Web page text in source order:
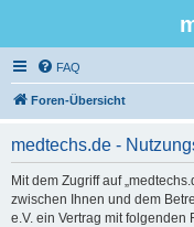
FAQ
Foren-Übersicht
medtechs.de -
Mit dem Zugriff auf
zwischen Ihnen und dem
e.V. ein Vertrag mit